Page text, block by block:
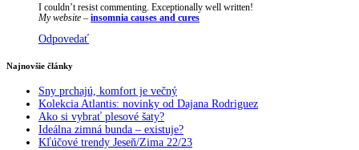
I couldn’t resist commenting. Exceptionally well written!
My website – insomnia causes and cures
Odpovedať
Najnovšie články
Sny prchajú, komfort je večný
Kolekcia Atlantis: novinky od Dajana Rodriguez
Ako si vybrať plesové šaty?
Ideálna zimná bunda – existuje?
Kľúčové trendy Jeseň/Zima 22/23